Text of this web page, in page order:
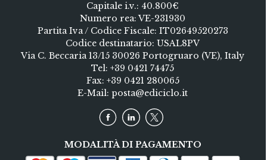
Capitale i.v.: 40.800€
Numero rea: VE-231930
Partita Iva / Codice Fiscale: IT02649520273
Codice destinatario: USAL8PV
Via C. Beccaria 13/15 30026 Portogruaro (VE), Italy
Tel:+39 0421 74475
Fax: +39 0421 280065
E-Mail:posta@ediciclo.it
MODALITÀ DI PAGAMENTO